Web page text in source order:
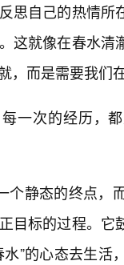
思自己的热情
这就像在春水
，而是需要我们
一次的经历，
个静态的终点
目标的过程。
”的心态去生